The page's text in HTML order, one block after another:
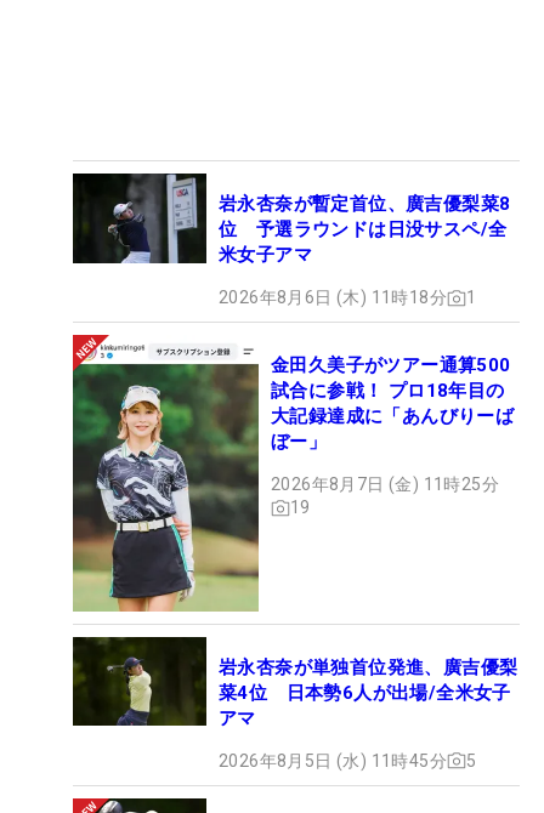
岩永杏奈が暫定首位、廣吉優梨菜8
位 予選ラウンドは日没サスペ/全
米女子アマ
2026年8月6日 (木) 11時18分 1
金田久美子がツアー通算500
試合に参戦！ プロ18年目の
大記録達成に「あんびりーば
ぼー」
2026年8月7日 (金) 11時25分
19
岩永杏奈が単独首位発進、廣吉優梨
菜4位 日本勢6人が出場/全米女子
アマ
2026年8月5日 (水) 11時45分 5